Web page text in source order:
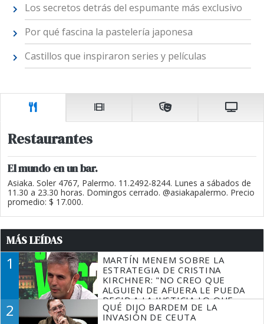
Los secretos detrás del espumante más exclusivo
Por qué fascina la pastelería japonesa
Castillos que inspiraron series y películas
Restaurantes
El mundo en un bar.
Asiaka. Soler 4767, Palermo. 11.2492-8244. Lunes a sábados de
11.30 a 23.30 horas. Domingos cerrado. @asiakapalermo. Precio
promedio: $ 17.000.
MÁS LEÍDAS
1
MARTÍN MENEM SOBRE LA
ESTRATEGIA DE CRISTINA
KIRCHNER: "NO CREO QUE
ALGUIEN DE AFUERA LE PUEDA
DECIR A LA JUSTICIA LO QUE
TIENE QUE HACER"
2
QUÉ DIJO BARDEM DE LA
INVASIÓN DE CEUTA